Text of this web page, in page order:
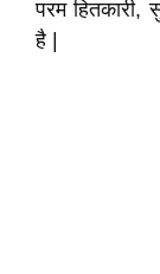
परम हितकारी,
है |